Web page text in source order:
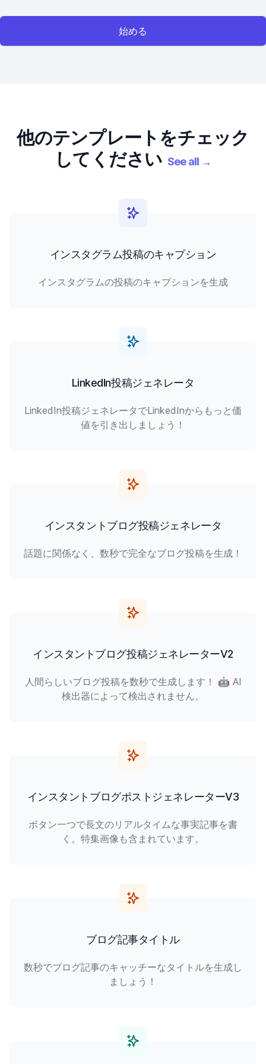
始める
他のテンプレートをチェック
してください See all →
インスタグラム投稿のキャプション
インスタグラムの投稿のキャプションを生成
LinkedIn投稿ジェネレータ
LinkedIn投稿ジェネレータでLinkedInからもっと価
値を引き出しましょう！
インスタントブログ投稿ジェネレータ
話題に関係なく、数秒で完全なブログ投稿を生成！
インスタントブログ投稿ジェネレーターV2
人間らしいブログ投稿を数秒で生成します！ 🤖 AI
検出器によって検出されません。
インスタントブログポストジェネレーターV3
ボタン一つで長文のリアルタイムな事実記事を書
く。特集画像も含まれています。
ブログ記事タイトル
数秒でブログ記事のキャッチーなタイトルを生成し
ましょう！